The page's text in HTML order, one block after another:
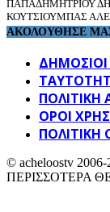
ΠΑΠΑΔΗΜΗΤΡΙΟΥ
ΚΟΥΤΣΙΟΥΜΠΑΣ
ΑΚΟΛΟΥΘΗΣΕ
ΌΡΟΙ
ΠΟΛΙΤΙΚΗ
© acheloostv 2006-
ΠΕΡΙΣΣΟΤΕΡΑ